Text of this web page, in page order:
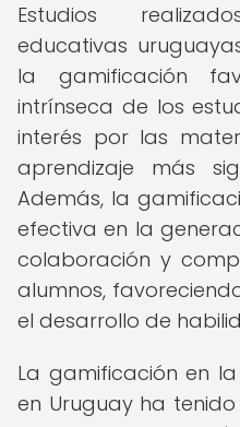
Estudios
educativas
la gamificación
intrínseca de los
interés por las
aprendizaje más
Además, la
efectiva en la
colaboración y
alumnos,
el desarrollo de
La gamificación en
en Uruguay ha